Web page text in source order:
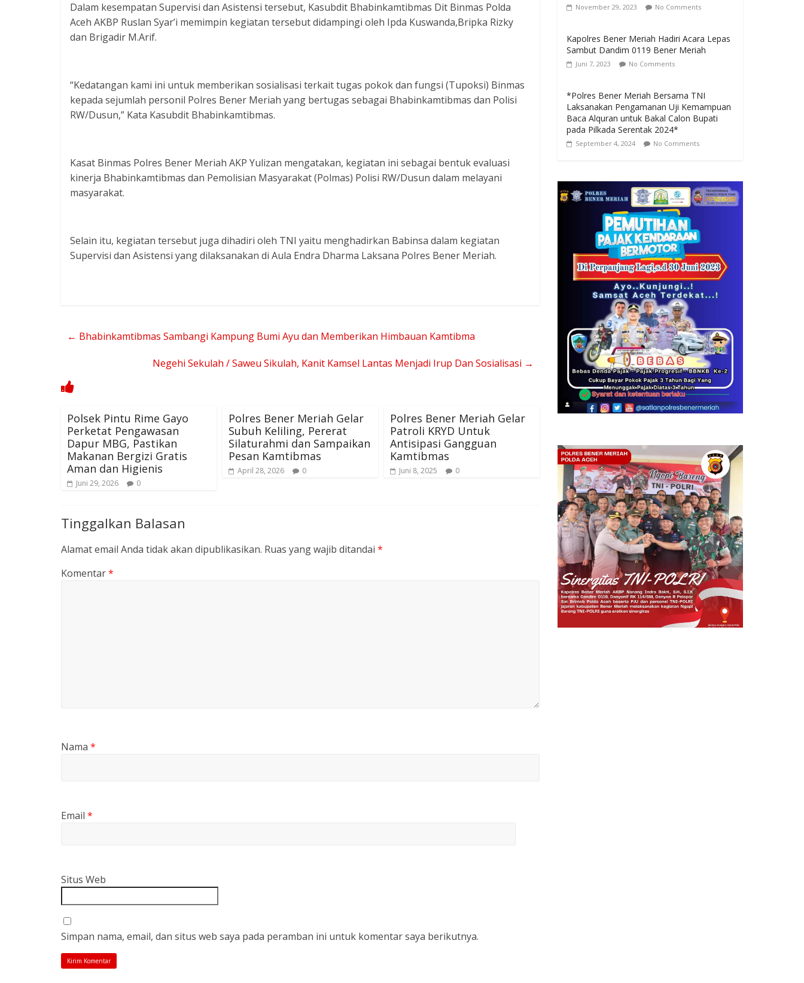
Dalam kesempatan Supervisi dan Asistensi tersebut, Kasubdit Bhabinkamtibmas Dit Binmas Polda
Aceh AKBP Ruslan Syar’i memimpin kegiatan tersebut didampingi oleh Ipda Kuswanda,Bripka Rizky
dan Brigadir M.Arif.
“Kedatangan kami ini untuk memberikan sosialisasi terkait tugas pokok dan fungsi (Tupoksi) Binmas
kepada sejumlah personil Polres Bener Meriah yang bertugas sebagai Bhabinkamtibmas dan Polisi
RW/Dusun,” Kata Kasubdit Bhabinkamtibmas.
Kasat Binmas Polres Bener Meriah AKP Yulizan mengatakan, kegiatan ini sebagai bentuk evaluasi
kinerja Bhabinkamtibmas dan Pemolisian Masyarakat (Polmas) Polisi RW/Dusun dalam melayani
masyarakat.
Selain itu, kegiatan tersebut juga dihadiri oleh TNI yaitu menghadirkan Babinsa dalam kegiatan
Supervisi dan Asistensi yang dilaksanakan di Aula Endra Dharma Laksana Polres Bener Meriah.
← Bhabinkamtibmas Sambangi Kampung Bumi Ayu dan Memberikan Himbauan Kamtibma
Negehi Sekulah / Saweu Sikulah, Kanit Kamsel Lantas Menjadi Irup Dan Sosialisasi →
Polsek Pintu Rime Gayo
Perketat Pengawasan
Dapur MBG, Pastikan
Makanan Bergizi Gratis
Aman dan Higienis
Juni 29, 2026 0
Polres Bener Meriah Gelar
Subuh Keliling, Pererat
Silaturahmi dan Sampaikan
Pesan Kamtibmas
April 28, 2026 0
Polres Bener Meriah Gelar
Patroli KRYD Untuk
Antisipasi Gangguan
Kamtibmas
Juni 8, 2025 0
Tinggalkan Balasan
Alamat email Anda tidak akan dipublikasikan. Ruas yang wajib ditandai *
Komentar*
Nama *
Email *
Situs Web
Simpan nama, email, dan situs web saya pada peramban ini untuk komentar saya berikutnya.
November 29, 2023 No Comments
Kapolres Bener Meriah Hadiri Acara Lepas
Sambut Dandim 0119 Bener Meriah
Juni 7, 2023 No Comments
*Polres Bener Meriah Bersama TNI
Laksanakan Pengamanan Uji Kemampuan
Baca Alquran untuk Bakal Calon Bupati
pada Pilkada Serentak 2024*
September 4, 2024 No Comments